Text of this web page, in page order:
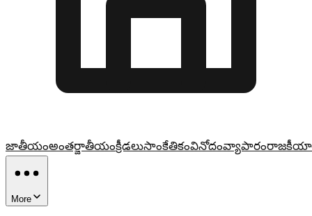
జాతీయంఅంతర్జాతీయంక్రీడలుసాంకేతికంవినోదంవ్యాపారం
More